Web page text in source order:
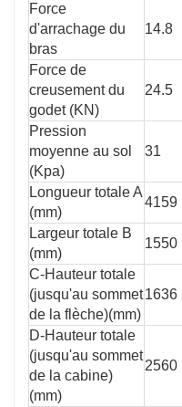
Force
d'arrachage du
bras
14.8
Force de
creusement du
godet (KN)
24.5
Pression
moyenne au sol
(Kpa)
31
Longueur totale A
(mm)
4159
Largeur totale B
(mm)
1550
C-Hauteur totale
(jusqu'au sommet
de la flèche)(mm)
1636
D-Hauteur totale
(jusqu'au sommet
de la cabine)
(mm)
2560